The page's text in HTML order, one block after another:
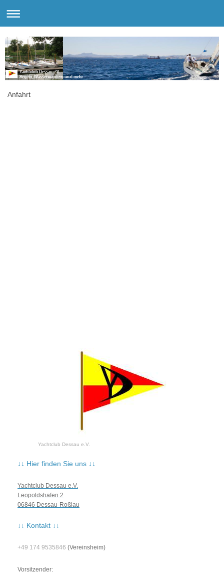
Yachtclub Dessau e.V.
Segeln, Wasserwandern und mehr
Anfahrt
Yachtclub Dessau e.V.
↓↓ Hier finden Sie uns ↓↓
Yachtclub Dessau e.V.
Leopoldshafen 2
06846 Dessau-Roßlau
↓↓ Kontakt ↓↓
+49 174 9535846 (Vereinsheim)
Vorsitzender: